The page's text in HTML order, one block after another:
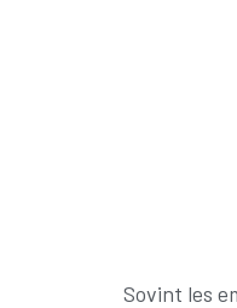
Sovint les